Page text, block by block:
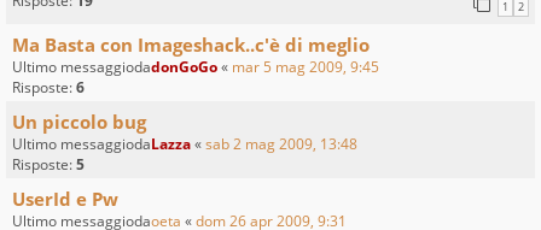
1 2
Ma Basta con Imageshack..c'è di meglio
Ultimo messaggiodadonGoGo« mar 5 mag 2009, 9:45
Risposte:6
Un piccolo bug
Ultimo messaggiodaLazza«sab 2 mag 2009, 13:48
Risposte:5
UserId e Pw
Ultimo messaggiodaoeta «dom 26 apr 2009, 9:31